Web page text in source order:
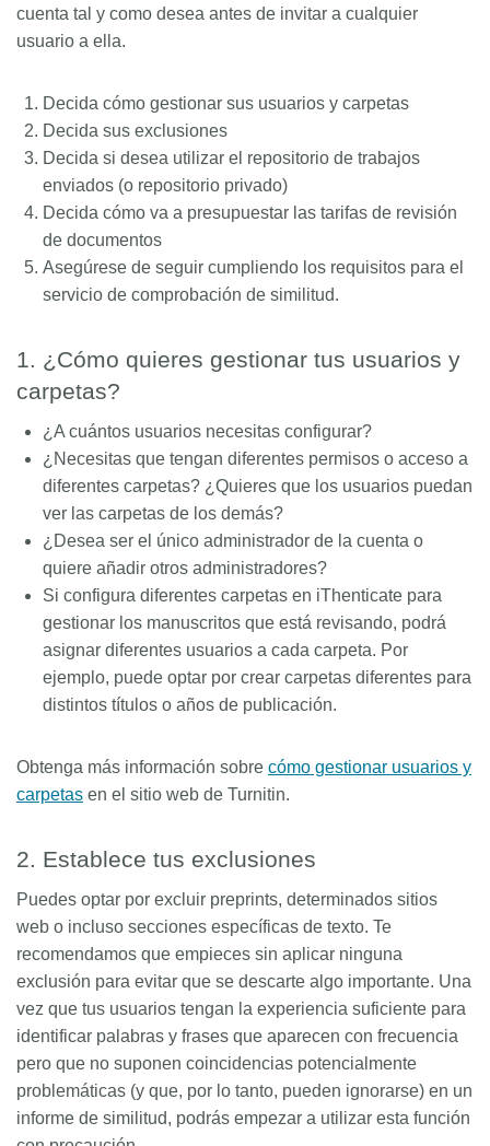
cuenta tal y como desea antes de invitar a cualquier
usuario a ella.
Decida cómo gestionar sus usuarios y carpetas
Decida sus exclusiones
Decida si desea utilizar el repositorio de trabajos
enviados (o repositorio privado)
Decida cómo va a presupuestar las tarifas de revisión
de documentos
Asegúrese de seguir cumpliendo los requisitos para el
servicio de comprobación de similitud.
1. ¿Cómo quieres gestionar tus usuarios y
carpetas?
¿A cuántos usuarios necesitas configurar?
¿Necesitas que tengan diferentes permisos o acceso a
diferentes carpetas? ¿Quieres que los usuarios puedan
ver las carpetas de los demás?
¿Desea ser el único administrador de la cuenta o
quiere añadir otros administradores?
Si configura diferentes carpetas en iThenticate para
gestionar los manuscritos que está revisando, podrá
asignar diferentes usuarios a cada carpeta. Por
ejemplo, puede optar por crear carpetas diferentes para
distintos títulos o años de publicación.
Obtenga más información sobre cómo gestionar usuarios y
carpetas en el sitio web de Turnitin.
2. Establece tus exclusiones
Puedes optar por excluir preprints, determinados sitios
web o incluso secciones específicas de texto. Te
recomendamos que empieces sin aplicar ninguna
exclusión para evitar que se descarte algo importante. Una
vez que tus usuarios tengan la experiencia suficiente para
identificar palabras y frases que aparecen con frecuencia
pero que no suponen coincidencias potencialmente
problemáticas (y que, por lo tanto, pueden ignorarse) en un
informe de similitud, podrás empezar a utilizar esta función